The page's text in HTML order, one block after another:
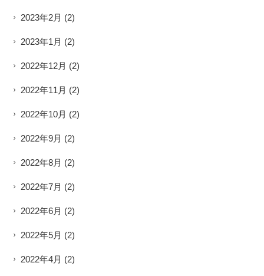
2023年2月 (2)
2023年1月 (2)
2022年12月 (2)
2022年11月 (2)
2022年10月 (2)
2022年9月 (2)
2022年8月 (2)
2022年7月 (2)
2022年6月 (2)
2022年5月 (2)
2022年4月 (2)